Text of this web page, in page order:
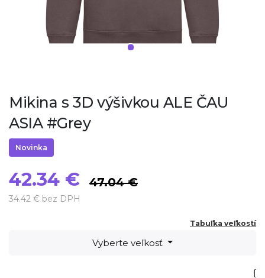
Mikina s 3D výšivkou ALE ČAU
ASIA #Grey
Novinka
42.34 € 47.04 €
34.42 € bez DPH
Tabuľka veľkostí
Vyberte veľkosť
{